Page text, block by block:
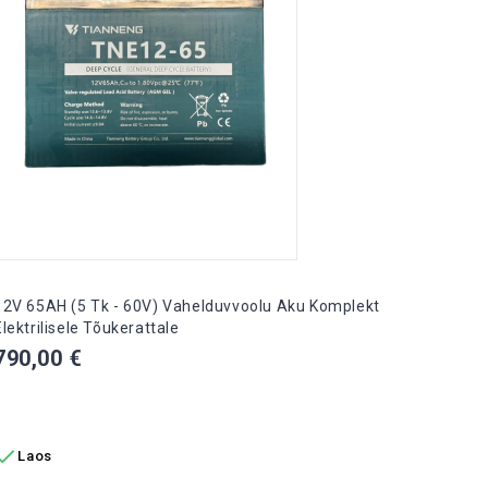
65AH (5 Tk - 60V) Vahelduvvoolu Aku Komplekt
Tõukerattale
€
Laos